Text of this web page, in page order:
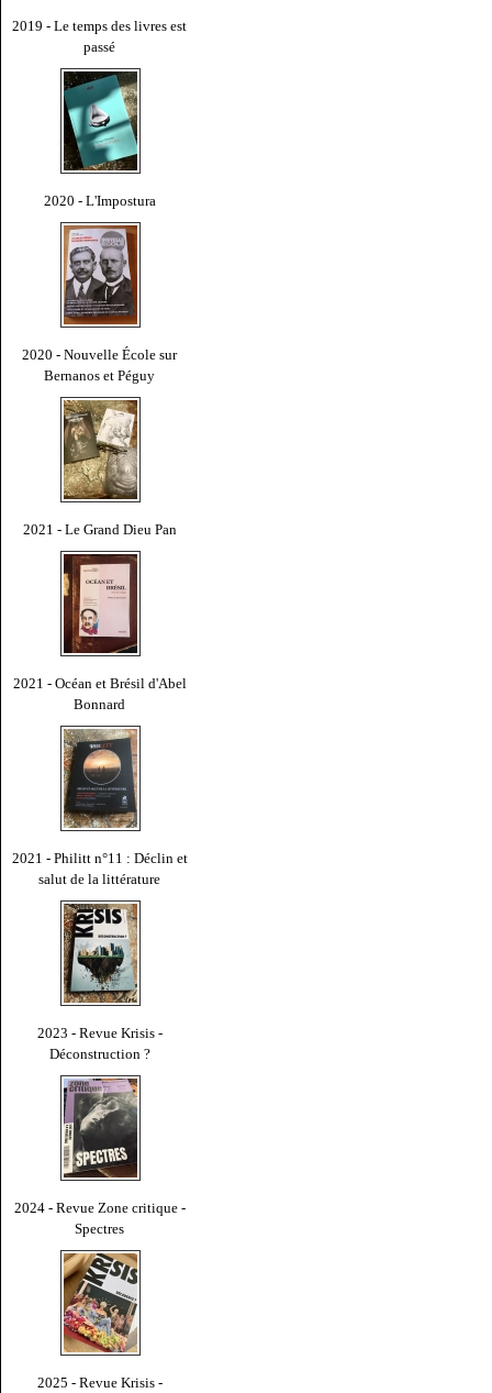
2019 - Le temps des livres est
passé
2020 - L'Impostura
2020 - Nouvelle École sur
Bernanos et Péguy
2021 - Le Grand Dieu Pan
2021 - Océan et Brésil d'Abel
Bonnard
2021 - Philitt n°11 : Déclin et
salut de la littérature
2023 - Revue Krisis -
Déconstruction ?
2024 - Revue Zone critique -
Spectres
2025 - Revue Krisis -